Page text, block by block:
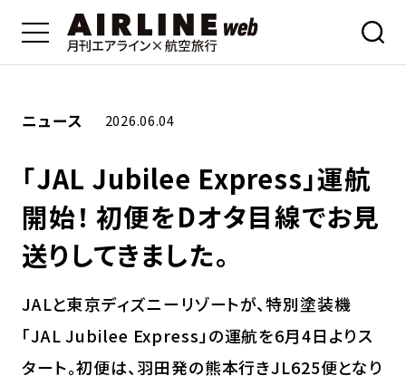
ニュース 2026.06.04
「JAL Jubilee Express」運航
開始！ 初便をDオタ目線でお見
送りしてきました。
JALと東京ディズニーリゾートが、特別塗装機
「JAL Jubilee Express」の運航を6月4日よりス
タート。初便は、羽田発の熊本行きJL625便となり